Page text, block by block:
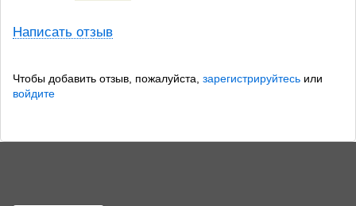
Написать отзыв
Чтобы добавить отзыв, пожалуйста, зарегистрируйтесь или
войдите